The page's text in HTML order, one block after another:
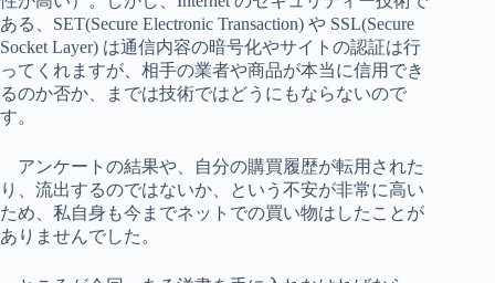
ある、SET(Secure Electronic Transaction) や SSL(Secure
Socket Layer) は通信内容の暗号化やサイトの認証は行
ってくれますが、相手の業者や商品が本当に信用でき
るのか否か、までは技術ではどうにもならないので
す。
アンケートの結果や、自分の購買履歴が転用された
り、流出するのではないか、という不安が非常に高い
ため、私自身も今までネットでの買い物はしたことが
ありませんでした。